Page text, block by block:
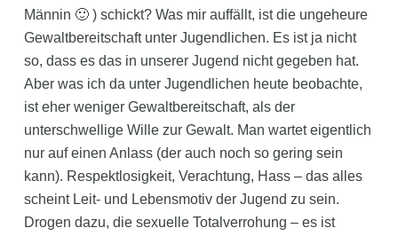
Männin 🙂 ) schickt? Was mir auffällt, ist die ungeheure
Gewaltbereitschaft unter Jugendlichen. Es ist ja nicht
so, dass es das in unserer Jugend nicht gegeben hat.
Aber was ich da unter Jugendlichen heute beobachte,
ist eher weniger Gewaltbereitschaft, als der
unterschwellige Wille zur Gewalt. Man wartet eigentlich
nur auf einen Anlass (der auch noch so gering sein
kann). Respektlosigkeit, Verachtung, Hass – das alles
scheint Leit- und Lebensmotiv der Jugend zu sein.
Drogen dazu, die sexuelle Totalverrohung – es ist